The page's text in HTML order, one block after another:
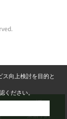
来店予約
向上検討を目的と
ください。